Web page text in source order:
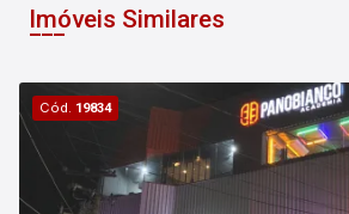
Imóveis Similares
Cód. 19834